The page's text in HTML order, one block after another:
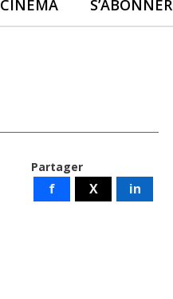
CINÉMA S’ABONNER
Partager
f X in